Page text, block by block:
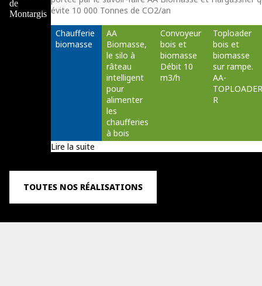
évite 10 000 Tonnes de CO2/an
Chaufferie
biomasse
AA
Biomasse,
le silo à
râteau
intelligent
pour
alimenter
les
chaufferies
à bois
Convoyeur
bois et
biomasse
Débit 10
m3/h
Toploader
bois et
biomasse
sur rampe.
AA-
R
Lire la suite
TOUTES NOS RÉALISATIONS